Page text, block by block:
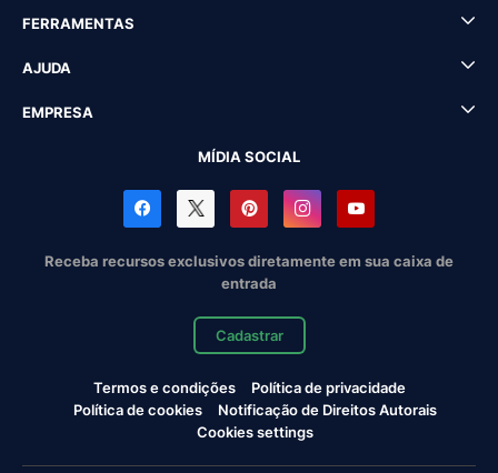
FERRAMENTAS
AJUDA
EMPRESA
MÍDIA SOCIAL
Receba recursos exclusivos diretamente em sua caixa de
entrada
Cadastrar
Termos e condições
Política de privacidade
Política de cookies
Notificação de Direitos Autorais
Cookies settings